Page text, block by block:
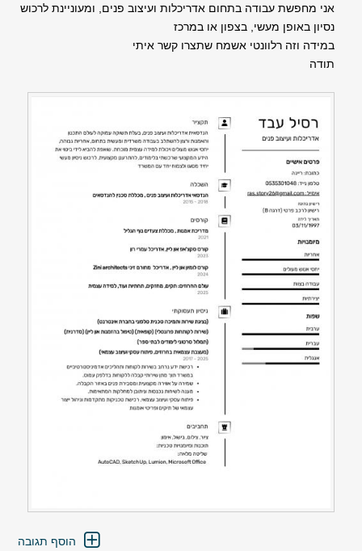
אני מחפשת עבודה בתחום אדריכלות ועיצוב פנים, ומעוניינת לרכוש
נסיון באופן מעשי, בצפון או במרכז
במידה וזה רלוונטי אשמח שתצרו קשר איתי
תודה
הוסף תגובה